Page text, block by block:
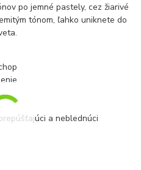
po jemné pastely, cez žiarivé
tónom, ľahko uniknete do
a neblednúci